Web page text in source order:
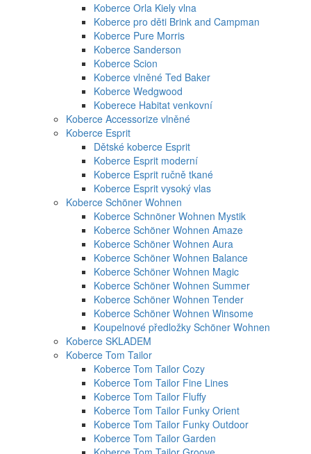
Koberce Orla Kiely vlna
Koberce pro děti Brink and Campman
Koberce Pure Morris
Koberce Sanderson
Koberce Scion
Koberce vlněné Ted Baker
Koberce Wedgwood
Koberece Habitat venkovní
Koberce Accessorize vlněné
Koberce Esprit
Dětské koberce Esprit
Koberce Esprit moderní
Koberce Esprit ručně tkané
Koberce Esprit vysoký vlas
Koberce Schöner Wohnen
Koberce Schnöner Wohnen Mystik
Koberce Schöner Wohnen Amaze
Koberce Schöner Wohnen Aura
Koberce Schöner Wohnen Balance
Koberce Schöner Wohnen Magic
Koberce Schöner Wohnen Summer
Koberce Schöner Wohnen Tender
Koberce Schöner Wohnen Winsome
Koupelnové předložky Schöner Wohnen
Koberce SKLADEM
Koberce Tom Tailor
Koberce Tom Tailor Cozy
Koberce Tom Tailor Fine Lines
Koberce Tom Tailor Fluffy
Koberce Tom Tailor Funky Orient
Koberce Tom Tailor Funky Outdoor
Koberce Tom Tailor Garden